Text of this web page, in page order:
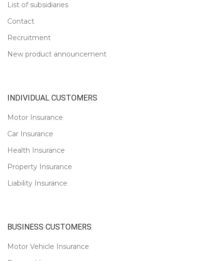
List of subsidiaries
Contact
Recruitment
New product announcement
INDIVIDUAL CUSTOMERS
Motor Insurance
Car Insurance
Health Insurance
Property Insurance
Liability Insurance
BUSINESS CUSTOMERS
Motor Vehicle Insurance